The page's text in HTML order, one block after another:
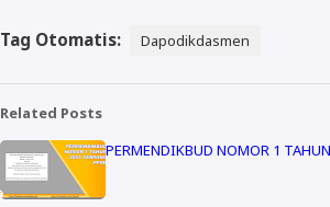
Tag Otomatis: Dapodikdasmen
Related Posts
PERMENDIKBUD NOMOR 1